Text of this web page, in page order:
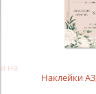
на
Наклейки